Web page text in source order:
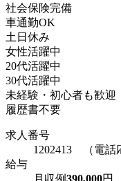
社会保険完備
車通勤OK
土日休み
女性活躍中
20代活躍中
30代活躍中
未経験・初心者も歓迎
履歴書不要
求人番号
1202413 （電話
給与
月収例390,000円